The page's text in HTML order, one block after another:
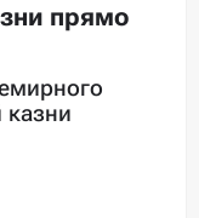
прямо
казни